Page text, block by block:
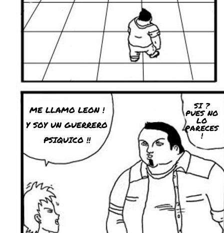
ME LLAMO LEON !
Y SOY UN GUERRERO
PSIQUICO !!
SI ?
PUES NO
LO
PARECES
!